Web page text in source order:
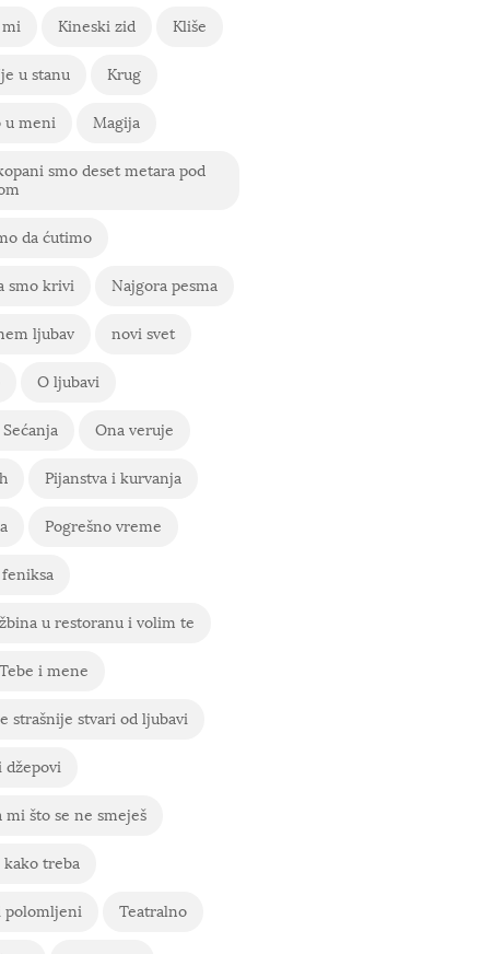
mi Kineski zid Kliše
u stanu Krug
u meni Magija
smo deset metara pod
da ćutimo
smo krivi Najgora pesma
ljubav novi svet
O ljubavi
Ona veruje
Pijanstva i kurvanja
Pogrešno vreme
u restoranu i volim te
i mene
strašnije stvari od ljubavi
džepovi
mi što se ne smeješ
kako treba
polomljeni Teatralno